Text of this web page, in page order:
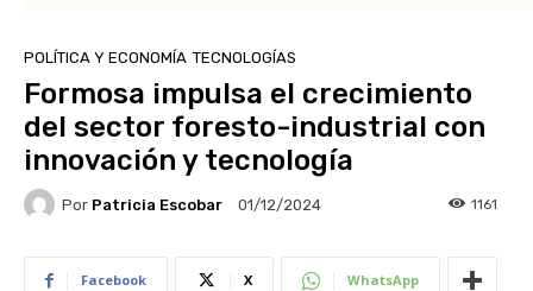
POLÍTICA Y ECONOMÍA TECNOLOGÍAS
Formosa impulsa el crecimiento
del sector foresto-industrial con
innovación y tecnología
Por Patricia Escobar 01/12/2024 1161
Facebook X WhatsApp